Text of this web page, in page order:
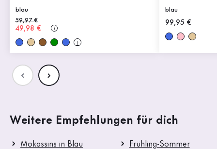
blau
Alter Preis
59,97 €
Neuer Preis
49,98 €
blau
Neuer Preis
99,95 €
Weitere Empfehlungen für dich
Mokassins in Blau
Frühling-Sommer